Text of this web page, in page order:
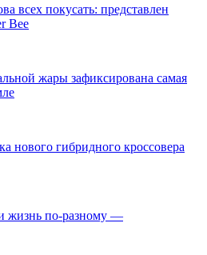
всех покусать: представлен
Bee
жары зафиксирована самая
нового гибридного кроссовера
жизнь по-разному —